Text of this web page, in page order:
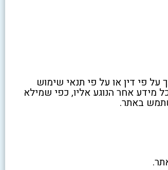
פי דין או על פי תנאי שימוש
אחר הנוגע אליו, כפי שמילא
באתר.